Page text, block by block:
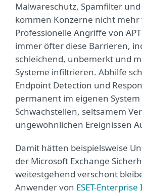
Malwareschutz, Spamfilter
kommen Konzerne nicht mehr
Professionelle Angriffe von
immer öfter diese Barrieren,
schleichend, unbemerkt und
Systeme infiltrieren. Abhilfe
Endpoint Detection und
permanent im eigenen System
Schwachstellen, seltsamem
ungewöhnlichen Ereignissen
Damit hätten beispielsweise
der Microsoft Exchange
weitestgehend verschont
Anwender von ESET-